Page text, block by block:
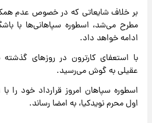
بر خلاف شایعاتی که در خصوص عدم
مطرح می‌شد، اسطوره سپاهانی‌ها با
ادامه خواهد داد.
با استعفای کارترون در روزهای
عقیلی به گوش می‌رسید.
اسطوره سپاهان امروز قرارداد خود را
اول محرم نویدکیا، به امضا رساند.